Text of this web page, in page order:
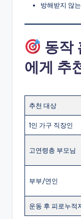
방해받지 않
동작
에게 추
추천 대상
1인 가구 직장인
고연령층 부모님
부부/연인
운동 후 피로누적